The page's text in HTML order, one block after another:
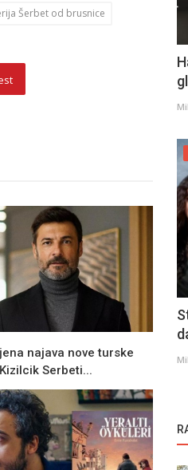
Šerbet od brusnice
najava nove turske
Serbeti...